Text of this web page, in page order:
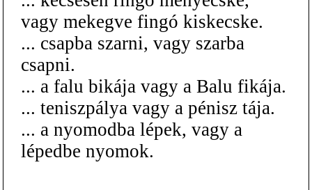
vagy mekegve fingó kiskecske.
... csapba szarni, vagy szarba
csapni.
... a falu bikája vagy a Balu fikája.
... teniszpálya vagy a pénisz tája.
... a nyomodba lépek, vagy a
lépedbe nyomok.